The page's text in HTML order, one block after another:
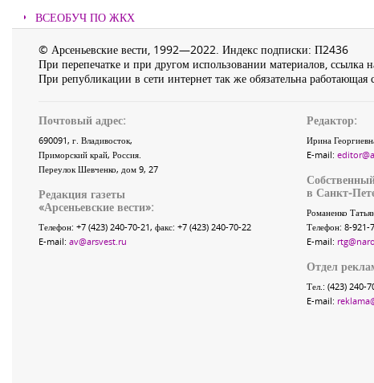
ВСЕОБУЧ ПО ЖКХ
© Арсеньевские вести, 1992—2022. Индекс подписки: П2436
При перепечатке и при другом использовании материалов, ссылка
При републикации в сети интернет так же обязательна
Почтовый адрес:
690091, г. Владивосток,
Приморский край, Россия.
Переулок Шевченко, дом 9, 27
Редакция газеты
«Арсеньевские вести»:
Телефон: +7 (423) 240-70-21, факс: +7 (423) 240-70-22
E-mail: av@arsvest.ru
Редактор:
Ирина
E-mail:
в Санкт-
Романенко
Телефон: 8-921-
E-mail:
Отдел
Тел.: (423) 240-
E-mail: